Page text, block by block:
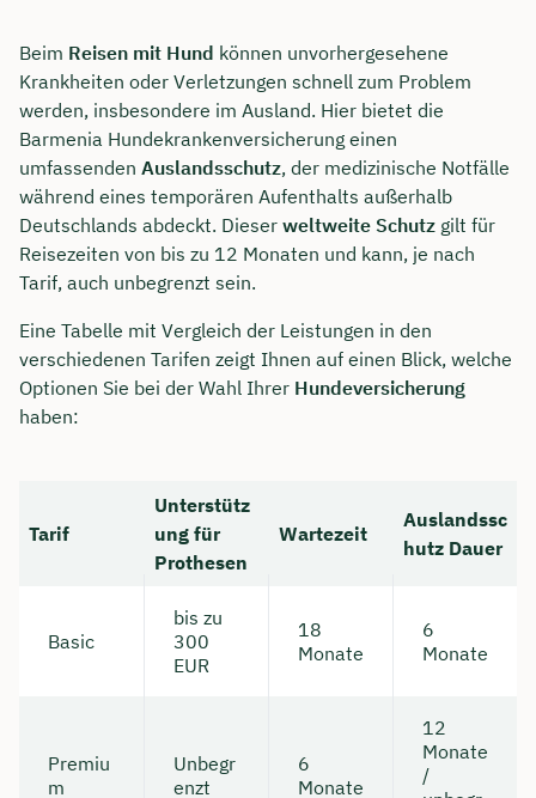
Beim Reisen mit Hund können unvorhergesehene
Krankheiten oder Verletzungen schnell zum Problem
werden, insbesondere im Ausland. Hier bietet die
Barmenia Hundekrankenversicherung einen
umfassenden Auslandsschutz, der medizinische Notfälle
während eines temporären Aufenthalts außerhalb
Deutschlands abdeckt. Dieser weltweite Schutz gilt für
Reisezeiten von bis zu 12 Monaten und kann, je nach
Tarif, auch unbegrenzt sein.
Eine Tabelle mit Vergleich der Leistungen in den
verschiedenen Tarifen zeigt Ihnen auf einen Blick, welche
Optionen Sie bei der Wahl Ihrer Hundeversicherung
haben:
Tarif
Unterstütz
ung für
Prothesen
Wartezeit
Auslandssc
hutz Dauer
Basic
bis zu
300
EUR
18
Monate
6
Monate
Premiu
m
Unbegr
enzt
6
Monate
12
Monate
/